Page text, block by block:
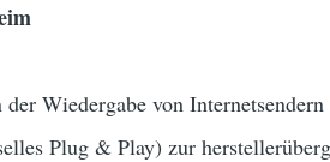
Wiedergabe von
Plug & Play) zur